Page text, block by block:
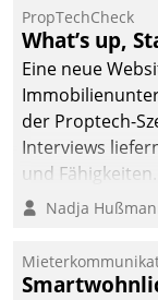
PropTechCheck
What’s up,
Eine neue
der Proptech-
Interviews
und Fähigkeiten.
Nadja